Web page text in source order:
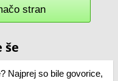
stran
še
Najprej so bile govorice,